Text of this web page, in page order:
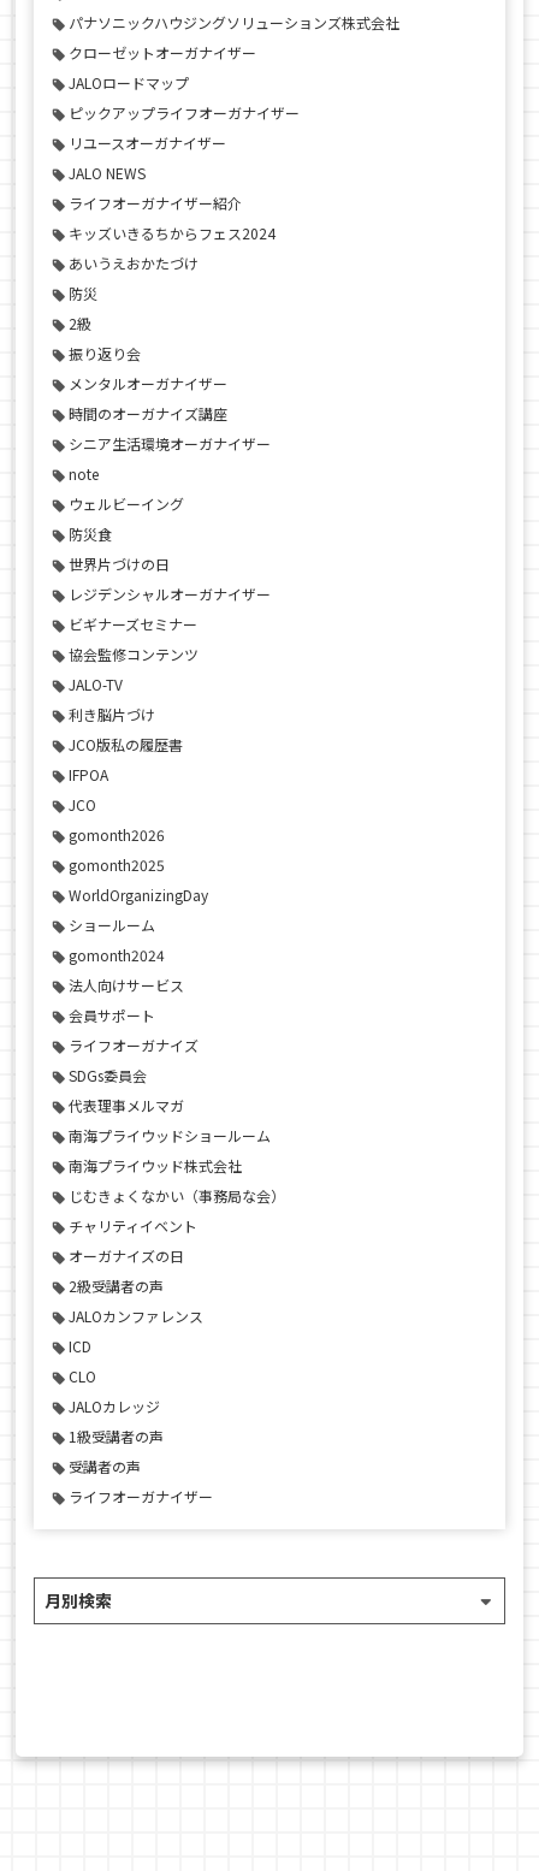
パナソニックハウジングソリューションズ株式会社
クローゼットオーガナイザー
JALOロードマップ
ピックアップライフオーガナイザー
リユースオーガナイザー
JALO NEWS
ライフオーガナイザー紹介
キッズいきるちからフェス2024
あいうえおかたづけ
防災
2級
振り返り会
メンタルオーガナイザー
時間のオーガナイズ講座
シニア生活環境オーガナイザー
note
ウェルビーイング
防災食
世界片づけの日
レジデンシャルオーガナイザー
ビギナーズセミナー
協会監修コンテンツ
JALO-TV
利き脳片づけ
JCO版私の履歴書
IFPOA
JCO
gomonth2026
gomonth2025
WorldOrganizingDay
ショールーム
gomonth2024
法人向けサービス
会員サポート
ライフオーガナイズ
SDGs委員会
代表理事メルマガ
南海プライウッドショールーム
南海プライウッド株式会社
じむきょくなかい（事務局な会）
チャリティイベント
オーガナイズの日
2級受講者の声
JALOカンファレンス
ICD
CLO
JALOカレッジ
1級受講者の声
受講者の声
ライフオーガナイザー